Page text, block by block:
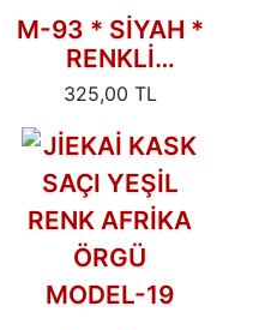
M-93 * SİYAH *
RENKLİ
ÜNİVERSAL
KARBON DESEN
325,00 TL